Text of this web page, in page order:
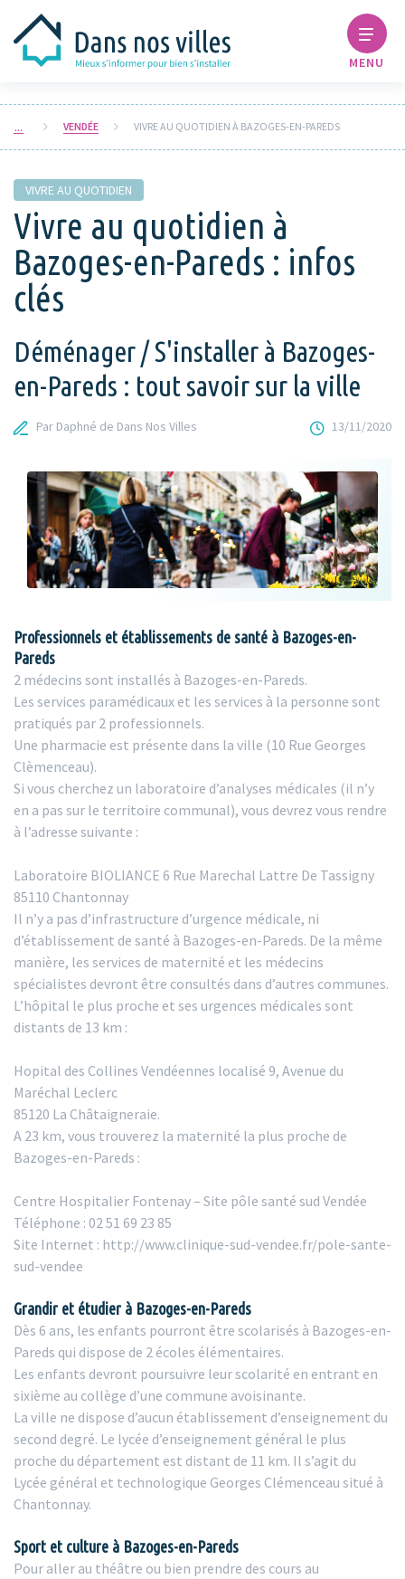
MENU
VENDÉE VIVRE AU QUOTIDIEN À BAZOGES-EN-PAREDS
VIVRE AU QUOTIDIEN
Vivre au quotidien à
Bazoges-en-Pareds : infos
clés
Déménager / S'installer à Bazoges-
en-Pareds : tout savoir sur la ville
Par Daphné de Dans Nos Villes 13/11/2020
Professionnels et établissements de santé à Bazoges-en-
Pareds
2 médecins sont installés à Bazoges-en-Pareds.
Les services paramédicaux et les services à la personne sont
pratiqués par 2 professionnels.
Une pharmacie est présente dans la ville (10 Rue Georges
Clèmenceau).
Si vous cherchez un laboratoire d’analyses médicales (il n’y
en a pas sur le territoire communal), vous devrez vous rendre
à l’adresse suivante :
Laboratoire BIOLIANCE 6 Rue Marechal Lattre De Tassigny
85110 Chantonnay
Il n’y a pas d’infrastructure d’urgence médicale, ni
d’établissement de santé à Bazoges-en-Pareds. De la même
manière, les services de maternité et les médecins
spécialistes devront être consultés dans d’autres communes.
L’hôpital le plus proche et ses urgences médicales sont
distants de 13 km :
Hopital des Collines Vendéennes localisé 9, Avenue du
Maréchal Leclerc
85120 La Châtaigneraie.
A 23 km, vous trouverez la maternité la plus proche de
Bazoges-en-Pareds :
Centre Hospitalier Fontenay – Site pôle santé sud Vendée
Téléphone : 02 51 69 23 85
Site Internet : http://www.clinique-sud-vendee.fr/pole-sante-
sud-vendee
Grandir et étudier à Bazoges-en-Pareds
Dès 6 ans, les enfants pourront être scolarisés à Bazoges-en-
Pareds qui dispose de 2 écoles élémentaires.
Les enfants devront poursuivre leur scolarité en entrant en
sixième au collège d’une commune avoisinante.
La ville ne dispose d’aucun établissement d’enseignement du
second degré. Le lycée d’enseignement général le plus
proche du département est distant de 11 km. Il s’agit du
Lycée général et technologique Georges Clémenceau situé à
Chantonnay.
Sport et culture à Bazoges-en-Pareds
Pour aller au théâtre ou bien prendre des cours au